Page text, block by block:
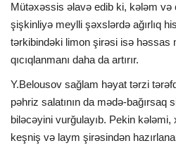
Mütəxəssis əlavə edib ki, kələm və
şişkinliyə meylli şəxslərdə ağırlıq
tərkibindəki limon şirəsi isə həssas
qıcıqlanmanı daha da artırır.
Y.Belousov sağlam həyat tərzi
pəhriz salatının da mədə-
biləcəyini vurğulayıb. Pekin kələmi,
keşniş və laym şirəsindən